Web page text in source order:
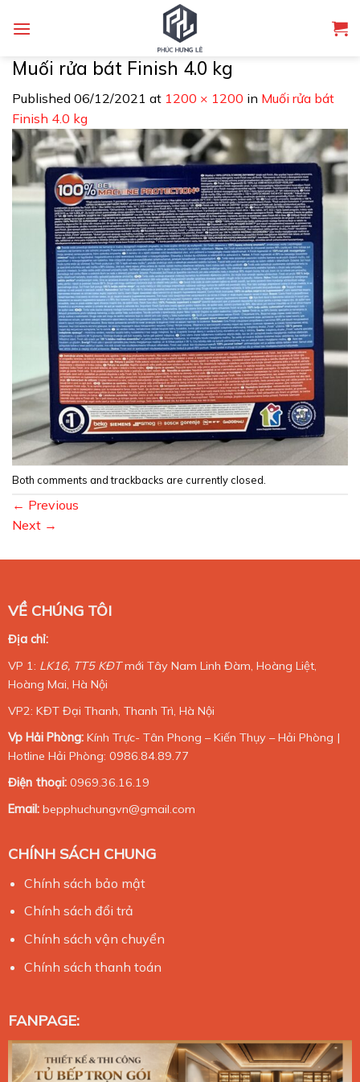
Muối rửa bát Finish 4.0 kg
Published 06/12/2021 at 1200 × 1200 in Muối rửa bát
Finish 4.0 kg
Both comments and trackbacks are currently closed.
← Previous
Next →
VỀ CHÚNG TÔI
Địa chỉ:
VP 1: LK16, TT5 KĐTmới Tây Nam Linh Đàm, Hoàng Liệt,
Hoàng Mai, Hà Nội
VP2: KĐT Đại Thanh, Thanh Trì, Hà Nội
Vp Hải Phòng:Kính Trực- Tân Phong – Kiến Thụy – Hải Phòng |
Hotline Hải Phòng: 0986.84.89.77
Điện thoại:0969.36.16.19
Email:bepphuchungvn@gmail.com
CHÍNH SÁCH CHUNG
Chính sách bảo mật
Chính sách đổi trả
Chính sách vận chuyển
Chính sách thanh toán
FANPAGE: